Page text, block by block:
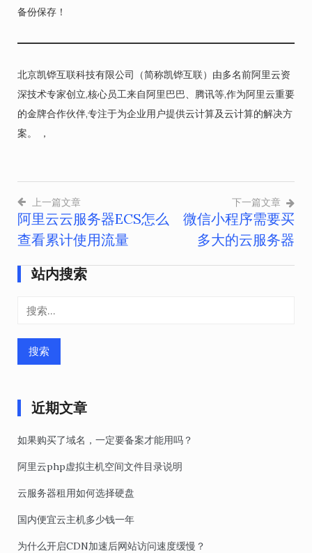
备份保存！
北京凯铧互联科技有限公司（简称凯铧互联）由多名前阿里云资
深技术专家创立,核心员工来自阿里巴巴、腾讯等,作为阿里云重要
的金牌合作伙伴,专注于为企业用户提供云计算及云计算的解决方
案。 ，
文
章
导
航
上一篇文章
阿里云云服务器ECS怎么
查看累计使用流量
下一篇文章
微信小程序需要买
多大的云服务器
站内搜索
近期文章
如果购买了域名，一定要备案才能用吗？
阿里云php虚拟主机空间文件目录说明
云服务器租用如何选择硬盘
国内便宜云主机多少钱一年
为什么开启CDN加速后网站访问速度缓慢？